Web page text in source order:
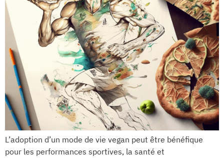
L’adoption d’un mode de vie vegan peut être bénéfique
pour les performances sportives, la santé et